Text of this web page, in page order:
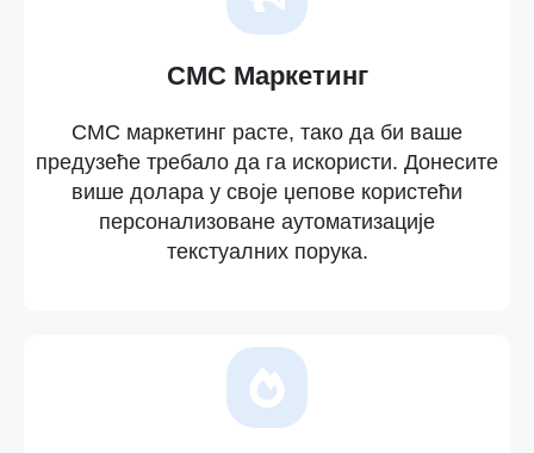
СМС Маркетинг
СМС маркетинг расте, тако да би ваше
предузеће требало да га искористи. Донесите
више долара у своје џепове користећи
персонализоване аутоматизације
текстуалних порука.